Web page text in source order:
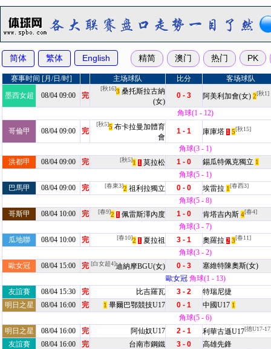
赛事时间 [月/日/时] 主场球队 比分
客场球队
墨西女超
08/04 09:00 完
[秋16]3 桑托斯拉古納
(女)
0 - 3 阿美利加會(女) 2[秋1]
角球(1 - 12)
哥倫甲 08/04 09:00 完
[秋5]5 布卡拉曼加體育
會
1 - 1 庫庫塔 1 5[秋15]
角球(3 - 1)
洪都甲
08/04 09:00 完 [秋5]1 1 莫拉松 1 - 0 錫瓜特佩克獨立 1
角球(5 - 1)
巴馬甲
08/04 09:00 完 [春東3]2 祖利拉獨立 0 - 0 埃雷拉 1[春西3]
角球(5 - 8)
哥斯甲
08/04 10:00 完 [春9]2 1 佩雷斯澤內度 1 - 0 肯塔吉內斯 4[春4]
角球(3 - 7)
瓜地聯
08/04 10:00 完 [春10]2 1 夏拉祖 3 - 1 奧羅拉 2 3[春11]
角球(3 - 2)
歐女冠
08/04 15:00 完 [白女超4]迪納摩BGU(女) 0 - 3
塞維特陳奧斯(女)
歐女冠角球(1 - 13)
友誼賽
08/04 15:30 完 比吉羅瓦 3 - 2
特瑞尼捷
明日之星
08/04 16:00 完 1 畢爾巴鄂競技U17 0 - 1 中國U17 1
角球(5 - 6)
明日之星
08/04 16:00 完 阿仙奴U17 2 - 1 利華古遜U17[德U17-
友誼賽 08/04 16:00 完 台南市鋼鐵 3 - 0
高雄先鋒